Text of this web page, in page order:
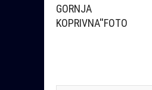
GORNJA
KOPRIVNA''FOTO